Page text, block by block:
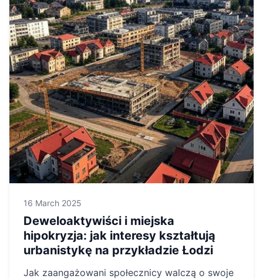
16 March 2025
Deweloaktywiści i miejska
hipokryzja: jak interesy kształtują
urbanistykę na przykładzie Łodzi
Jak zaangażowani społecznicy walczą o swoje